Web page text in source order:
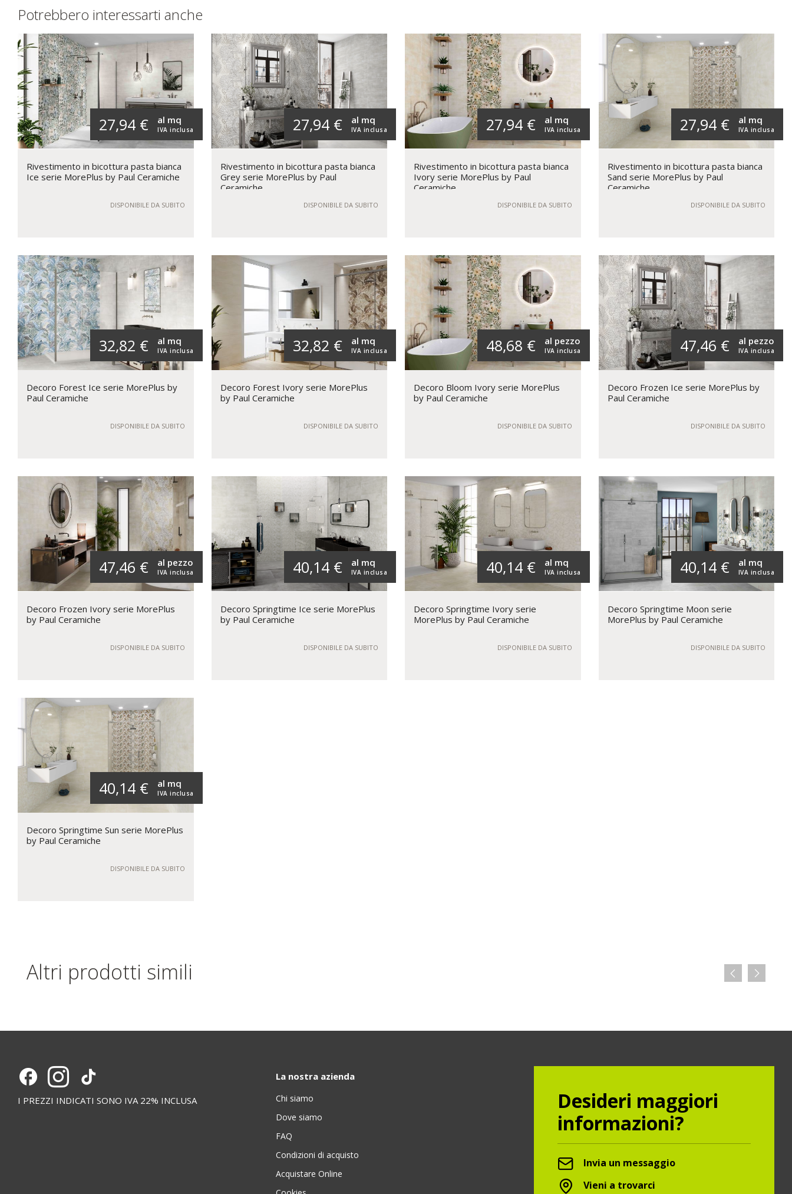
Potrebbero interessarti anche
27,94 € IVA inclusa
al mq
Rivestimento in bicottura pasta bianca
Ice serie MorePlus by Paul Ceramiche
DISPONIBILE DA SUBITO
27,94 € IVA inclusa
al mq
Rivestimento in bicottura pasta bianca
Grey serie MorePlus by Paul
Ceramiche
DISPONIBILE DA SUBITO
27,94 € IVA inclusa
al mq
Rivestimento in bicottura pasta bianca
Ivory serie MorePlus by Paul
Ceramiche
DISPONIBILE DA SUBITO
27,94 € IVA inclusa
al mq
Rivestimento in bicottura pasta bianca
Sand serie MorePlus by Paul
Ceramiche
DISPONIBILE DA SUBITO
32,82 € IVA inclusa
al mq
Decoro Forest Ice serie MorePlus by
Paul Ceramiche
DISPONIBILE DA SUBITO
32,82 € IVA inclusa
al mq
Decoro Forest Ivory serie MorePlus
by Paul Ceramiche
DISPONIBILE DA SUBITO
48,68 € IVA inclusa
al pezzo
Decoro Bloom Ivory serie MorePlus
by Paul Ceramiche
DISPONIBILE DA SUBITO
47,46 € IVA inclusa
al pezzo
Decoro Frozen Ice serie MorePlus by
Paul Ceramiche
DISPONIBILE DA SUBITO
47,46 € IVA inclusa
al pezzo
Decoro Frozen Ivory serie MorePlus
by Paul Ceramiche
DISPONIBILE DA SUBITO
40,14 € IVA inclusa
al mq
Decoro Springtime Ice serie MorePlus
by Paul Ceramiche
DISPONIBILE DA SUBITO
40,14 € IVA inclusa
al mq
Decoro Springtime Ivory serie
MorePlus by Paul Ceramiche
DISPONIBILE DA SUBITO
40,14 € IVA inclusa
al mq
Decoro Springtime Moon serie
MorePlus by Paul Ceramiche
DISPONIBILE DA SUBITO
40,14 € IVA inclusa
al mq
Decoro Springtime Sun serie MorePlus
by Paul Ceramiche
DISPONIBILE DA SUBITO
Altri prodotti simili
I PREZZI INDICATI SONO IVA 22% INCLUSA
La nostra azienda
Chi siamo
Dove siamo
FAQ
Condizioni di acquisto
Acquistare Online
Desideri maggiori
informazioni?
Invia un messaggio
Vieni a trovarci